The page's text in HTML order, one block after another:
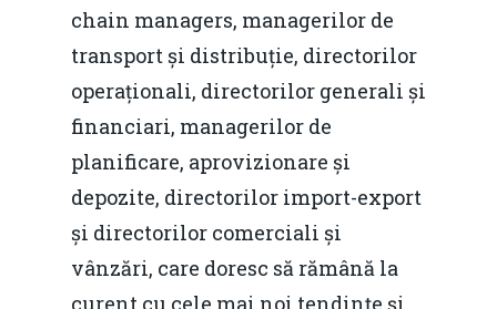
chain managers, managerilor de
transport și distribuție, directorilor
operaționali, directorilor generali și
financiari, managerilor de
planificare, aprovizionare și
depozite, directorilor import-export
și directorilor comerciali și
vânzări, care doresc să rămână la
curent cu cele mai noi tendințe și